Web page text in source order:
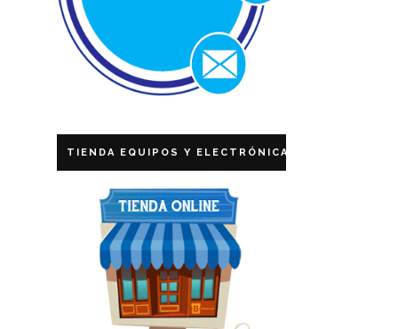
TIENDA EQUIPOS Y ELECTRÓNICA